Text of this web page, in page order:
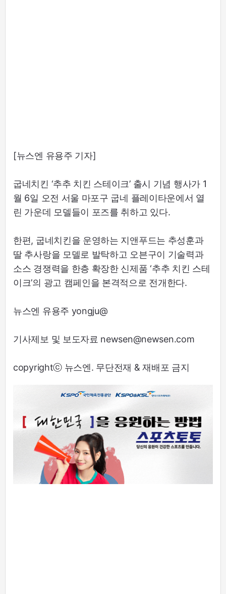
[뉴스엔 유용주 기자]
굽네치킨 ‘추추 치킨 스테이크’ 출시 기념 행사가 1
월 6일 오전 서울 마포구 굽네 플레이타운에서 열
린 가운데 모델들이 포즈를 취하고 있다.
한편, 굽네치킨을 운영하는 지앤푸드는 추성훈과
딸 추사랑을 모델로 발탁하고 오븐구이 기술력과
소스 경쟁력을 한층 확장한 신제품 ‘추추 치킨 스테
이크’의 광고 캠페인을 본격적으로 전개한다.
뉴스엔 유용주 yongju@
기사제보 및 보도자료 newsen@newsen.com
copyrightⓒ 뉴스엔. 무단전재 & 재배포 금지